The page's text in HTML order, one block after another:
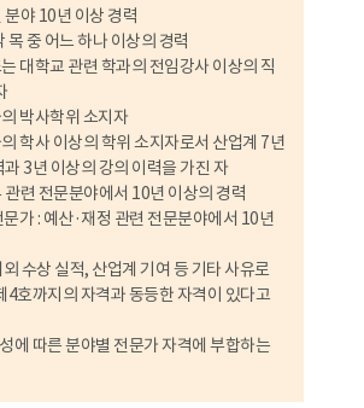
분야 10년 이상 경력
목 중 어느 하나 이상의 경력
대학교 관련 학과의 전임강사 이상의 직
박사학위 소지자
학사 이상의 학위 소지자로서 산업계 7년
3년 이상의 강의 이력을 가진 자
관련 전문분야에서 10년 이상의 경력
가 : 예산·재정 관련 전문분야에서 10년
수상 실적, 산업계 기여 등 기타 사유로
4호까지의 자격과 동등한 자격이 있다고
에 따른 분야별 전문가 자격에 부합하는